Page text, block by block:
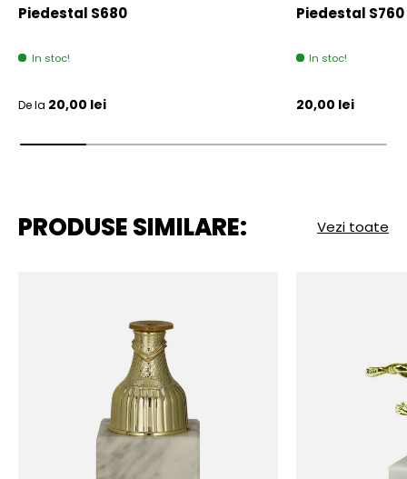
Piedestal S680
In stoc!
Pret initial
De la 20,00 lei
Piedestal S760
In stoc!
Pret initial
20,00 lei
PRODUSE SIMILARE: Vezi toate